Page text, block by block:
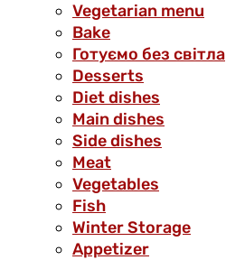
Vegetarian menu
Bake
Готуємо без світла
Desserts
Diet dishes
Main dishes
Side dishes
Meat
Vegetables
Fish
Winter Storage
Аppetizer